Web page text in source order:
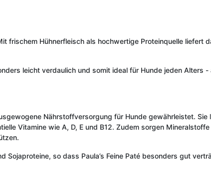
frischem Hühnerfleisch als hochwertige Proteinquelle
leicht verdaulich und somit ideal für Hunde jeden Alters
Nährstoffversorgung für Hunde gewährleistet.
Vitamine wie A, D, E und B12. Zudem sorgen
so dass Paula’s Feine Paté besonders gut